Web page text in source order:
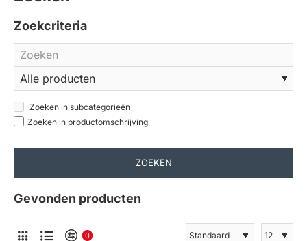
Zoekcriteria
Zoeken in subcategorieën
Zoeken in productomschrijving
ZOEKEN
Gevonden producten
0